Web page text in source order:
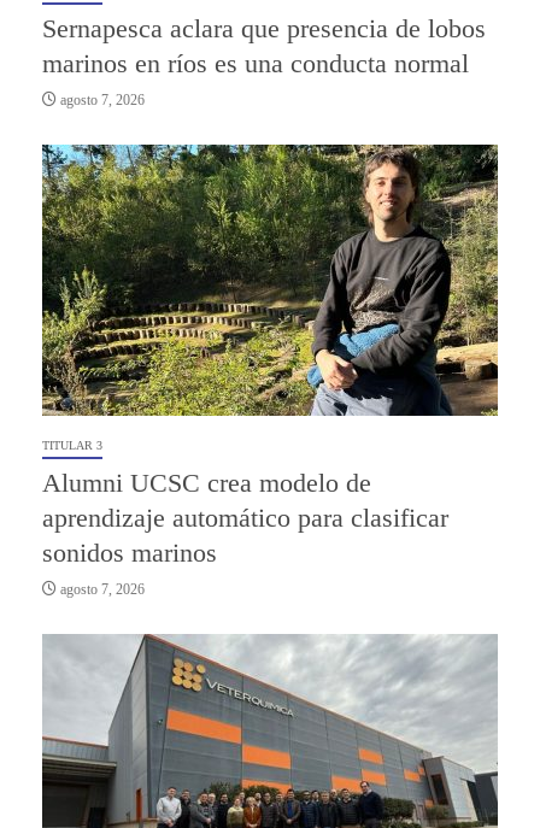
Sernapesca aclara que presencia de lobos
marinos en ríos es una conducta normal
agosto 7, 2026
TITULAR 3
Alumni UCSC crea modelo de
aprendizaje automático para clasificar
sonidos marinos
agosto 7, 2026